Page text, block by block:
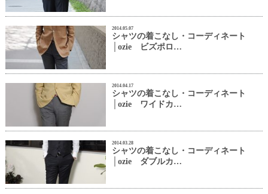
2014.05.07
シャツの着こなし・コーディネート
│ozie ビズポロ…
2014.04.17
シャツの着こなし・コーディネート
│ozie ワイドカ…
2014.03.28
シャツの着こなし・コーディネート
│ozie ダブルカ…